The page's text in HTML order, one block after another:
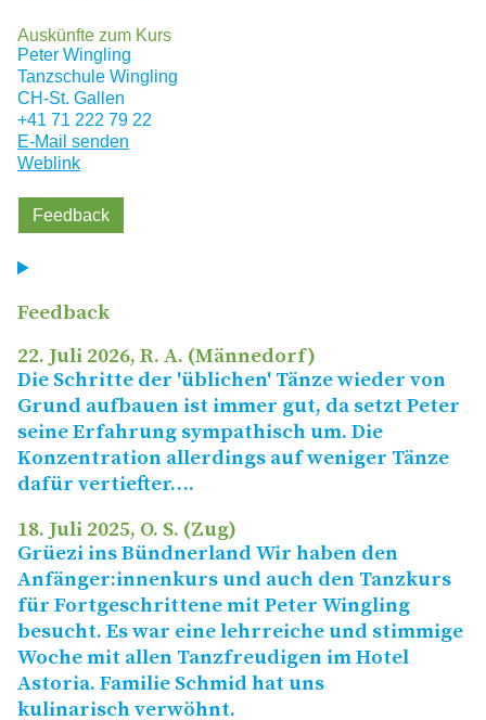
Auskünfte zum Kurs
Peter Wingling
Tanzschule Wingling
CH-St. Gallen
+41 71 222 79 22
E-Mail senden
Weblink
Feedback
Feedback
22. Juli 2026, R. A. (Männedorf)
Die Schritte der 'üblichen' Tänze wieder von
Grund aufbauen ist immer gut, da setzt Peter
seine Erfahrung sympathisch um. Die
Konzentration allerdings auf weniger Tänze
dafür vertiefter….
18. Juli 2025, O. S. (Zug)
Grüezi ins Bündnerland Wir haben den
Anfänger:innenkurs und auch den Tanzkurs
für Fortgeschrittene mit Peter Wingling
besucht. Es war eine lehrreiche und stimmige
Woche mit allen Tanzfreudigen im Hotel
Astoria. Familie Schmid hat uns
kulinarisch verwöhnt.